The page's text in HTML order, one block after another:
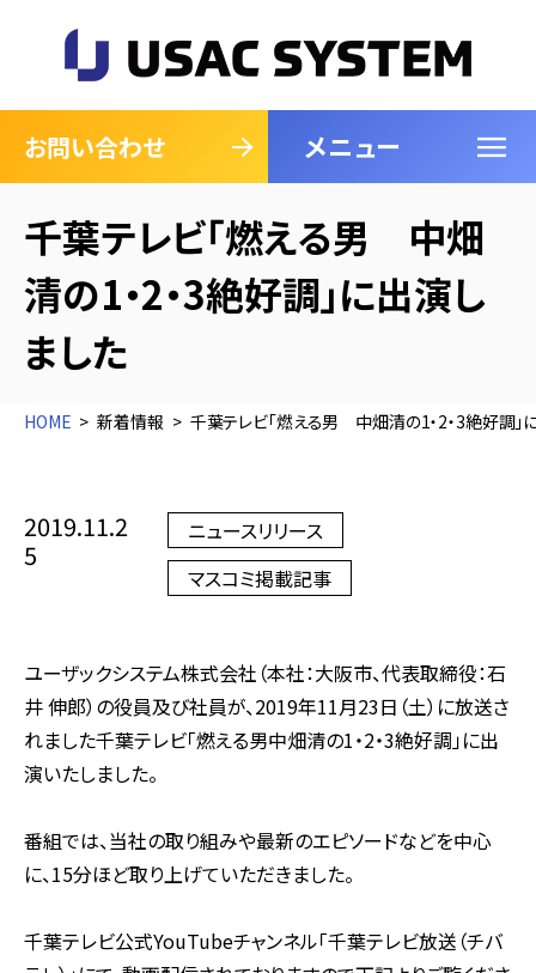
お問い合わせ メニュー
閉じる
千葉テレビ「燃える男 中畑
清の1・2・3絶好調」に出演し
ました
HOME 新着情報 千葉テレビ「燃える男 中畑清の1・2・3絶好調」
2019.11.2
5
ニュースリリース
マスコミ掲載記事
ユーザックシステム株式会社（本社：大阪市、代表取締役：石
井 伸郎）の役員及び社員が、2019年11月23日（土）に放送さ
れました千葉テレビ「燃える男中畑清の1・2・3絶好調」に出
演いたしました。
番組では、当社の取り組みや最新のエピソードなどを中心
に、15分ほど取り上げていただきました。
千葉テレビ公式YouTubeチャンネル「千葉テレビ放送（チバ